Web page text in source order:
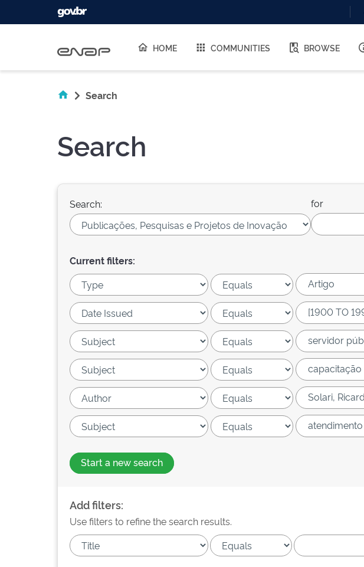
HOME COMMUNITIES BROWSE
Search
Search
Search: for
Current filters:
Start a new search
Add filters:
Use filters to refine the search results.